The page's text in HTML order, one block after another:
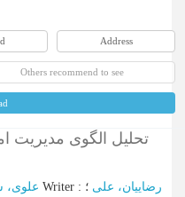
Address
Others recommend to see
تحلیل الگوی مدیریت
علوی، Writer : رضاییان، علی ؛